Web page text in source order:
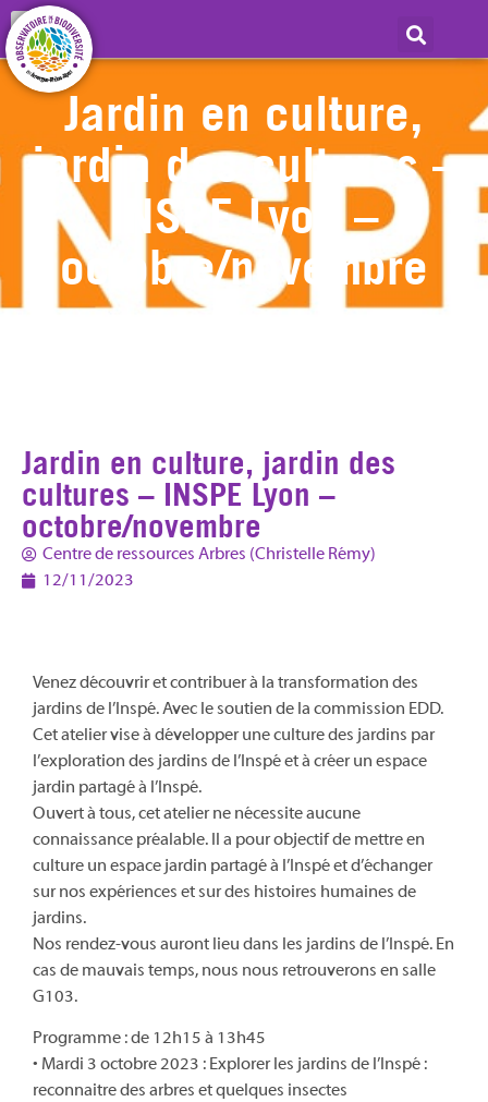
Jardin en culture,
jardin des cultures –
INSPE Lyon –
octobre/novembre
Jardin en culture, jardin des
cultures – INSPE Lyon –
octobre/novembre
Centre de ressources Arbres (Christelle Rémy)
12/11/2023
Venez découvrir et contribuer à la transformation des
jardins de l’Inspé. Avec le soutien de la commission EDD.
Cet atelier vise à développer une culture des jardins par
l’exploration des jardins de l’Inspé et à créer un espace
jardin partagé à l’Inspé.
Ouvert à tous, cet atelier ne nécessite aucune
connaissance préalable. Il a pour objectif de mettre en
culture un espace jardin partagé à l’Inspé et d’échanger
sur nos expériences et sur des histoires humaines de
jardins.
Nos rendez-vous auront lieu dans les jardins de l’Inspé. En
cas de mauvais temps, nous nous retrouverons en salle
G103.
Programme : de 12h15 à 13h45
• Mardi 3 octobre 2023 : Explorer les jardins de l’Inspé :
reconnaitre des arbres et quelques insectes